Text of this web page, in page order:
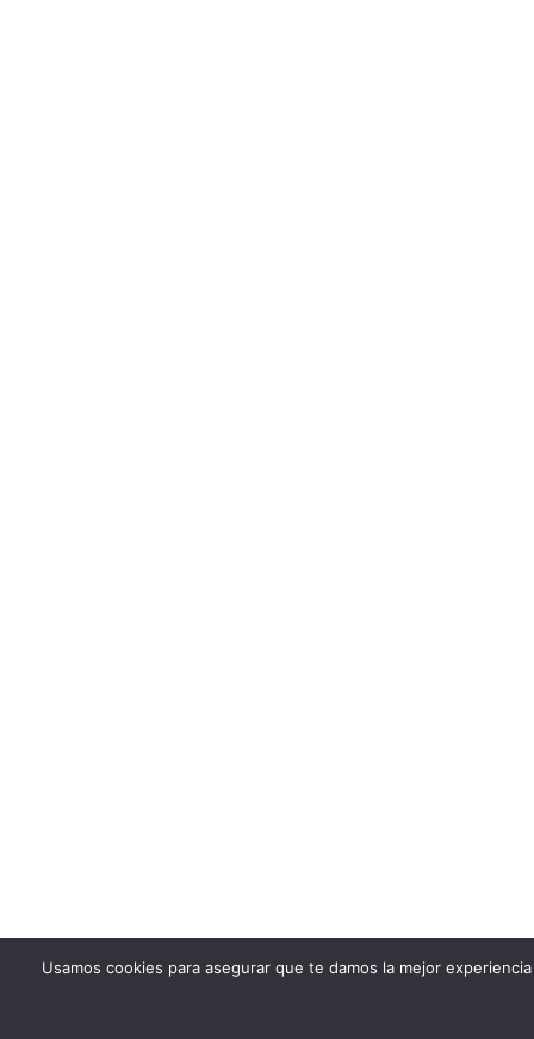
Usamos cookies para asegurar que te damos la mejor